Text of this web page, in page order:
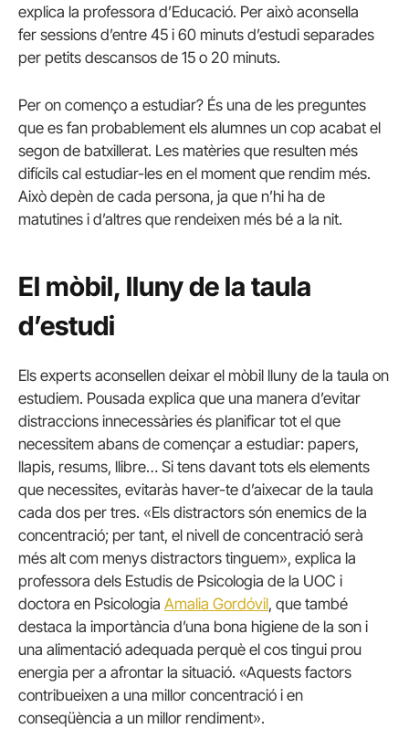
explica la professora d’Educació. Per això aconsella
fer sessions d’entre 45 i 60 minuts d’estudi separades
per petits descansos de 15 o 20 minuts.
Per on començo a estudiar? És una de les preguntes
que es fan probablement els alumnes un cop acabat el
segon de batxillerat. Les matèries que resulten més
difícils cal estudiar-les en el moment que rendim més.
Això depèn de cada persona, ja que n’hi ha de
matutines i d’altres que rendeixen més bé a la nit.
El mòbil, lluny de la taula
d’estudi
Els experts aconsellen deixar el mòbil lluny de la taula on
estudiem. Pousada explica que una manera d’evitar
distraccions innecessàries és planificar tot el que
necessitem abans de començar a estudiar: papers,
llapis, resums, llibre… Si tens davant tots els elements
que necessites, evitaràs haver-te d’aixecar de la taula
cada dos per tres. «Els distractors són enemics de la
concentració; per tant, el nivell de concentració serà
més alt com menys distractors tinguem», explica la
professora dels Estudis de Psicologia de la UOC i
doctora en Psicologia Amalia Gordóvil, que també
destaca la importància d’una bona higiene de la son i
una alimentació adequada perquè el cos tingui prou
energia per a afrontar la situació. «Aquests factors
contribueixen a una millor concentració i en
conseqüència a un millor rendiment».